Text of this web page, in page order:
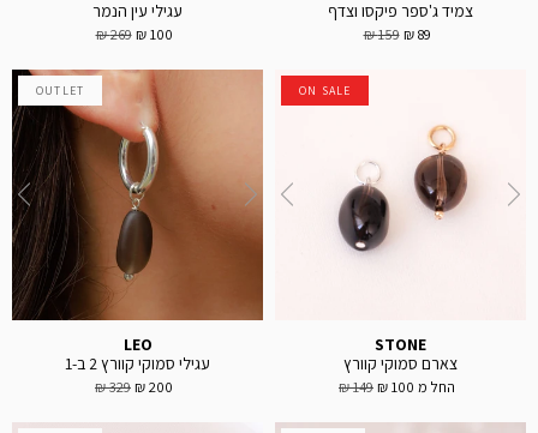
צמיד ג'ספר פיקסו וצדף
89 ₪
159 ₪
עגילי עין הנמר
100 ₪
269 ₪
ON SALE
STONE
צארם סמוקי קוורץ
החל מ 149 ₪
OUTLET
LEO
עגילי סמוקי קוורץ 2 ב-1
200 ₪
329 ₪